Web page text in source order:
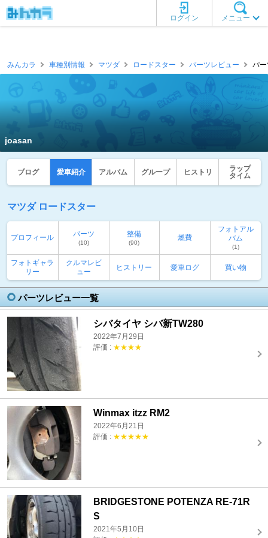
メニュー
ログイン
みんカラ 車種別情報 マツダ ロードスター パーツレビュー パ
joasan
ブログ 愛車紹介 アルバム グループ ヒストリ
ラップ
タイム
マツダ ロードスター
プロフィール パーツ
(10)
整備
(90)
燃費
フォトアル
バム
(1)
フォトギャラ
リー
クルマレビ
ュー
ヒストリー 愛車ログ 買い物
パーツレビュー一覧
シバタイヤ シバ新TW280
2022年7月29日
評価 : ★★★★
Winmax itzz RM2
2022年6月21日
評価 : ★★★★★
BRIDGESTONE POTENZA RE-71R
S
2021年5月10日